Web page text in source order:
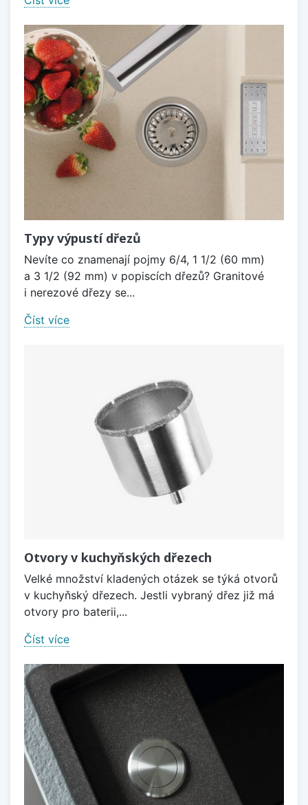
Typy výpustí dřezů
Nevíte co znamenají pojmy 6/4, 1 1/2 (60 mm)
a 3 1/2 (92 mm) v popiscích dřezů? Granitové
i nerezové dřezy se...
Číst více
Otvory v kuchyňských dřezech
Velké množství kladených otázek se týká otvorů
v kuchyňský dřezech. Jestli vybraný dřez již má
otvory pro baterii,...
Číst více